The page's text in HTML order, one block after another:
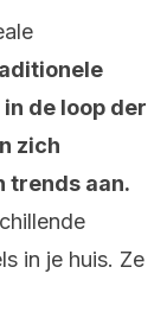
de loop der
zich
trends aan.
in je huis. Ze